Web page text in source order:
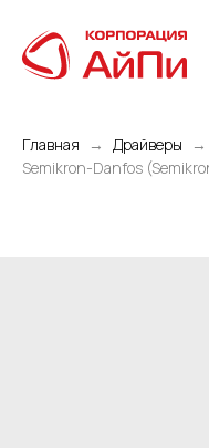
Главная Драйверы
Semikron-Danfos